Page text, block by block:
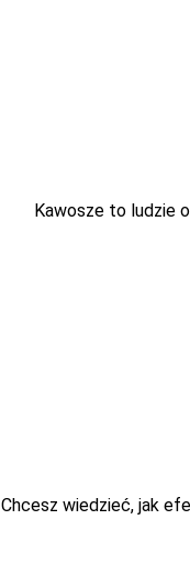
Kawosze to ludzie
Chcesz wiedzieć, jak